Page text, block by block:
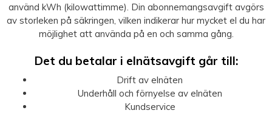
använd kWh (kilowattimme). Din abonnemangsavgift avgörs
av storleken på säkringen, vilken indikerar hur mycket el du har
möjlighet att använda på en och samma gång.
Det du betalar i elnätsavgift går till:
Drift av elnäten
Underhåll och förnyelse av elnäten
Kundservice